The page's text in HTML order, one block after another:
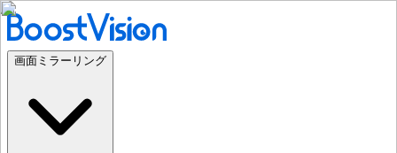
画面ミラーリング